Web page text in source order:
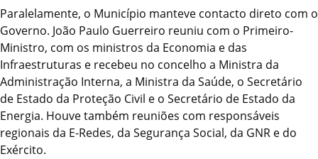
Paralelamente, o Município manteve contacto direto com o
Governo. João Paulo Guerreiro reuniu com o Primeiro-
Ministro, com os ministros da Economia e das
Infraestruturas e recebeu no concelho a Ministra da
Administração Interna, a Ministra da Saúde, o Secretário
de Estado da Proteção Civil e o Secretário de Estado da
Energia. Houve também reuniões com responsáveis
regionais da E-Redes, da Segurança Social, da GNR e do
Exército.